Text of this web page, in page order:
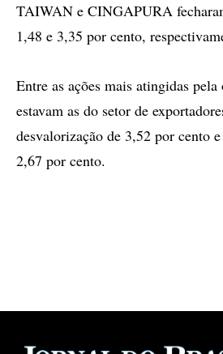
TAIWAN e CINGAPURA
1,48 e 3,35 por cento,
Entre as ações mais atingidas pela
estavam as do setor de
desvalorização de 3,52 por cento
2,67 por cento.